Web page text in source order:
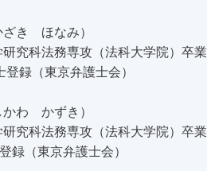
き ほなみ）
科法務専攻（法科大学院）卒業
録（東京弁護士会）
わ かずき）
科法務専攻（法科大学院）卒業
（東京弁護士会）